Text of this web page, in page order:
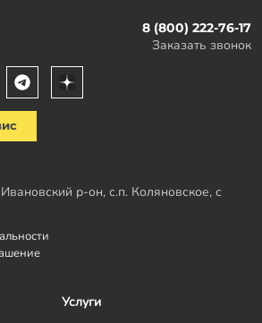
8 (800) 222-76-17
Заказать звонок
р-он, с.п. Коляновское, с
Услуги